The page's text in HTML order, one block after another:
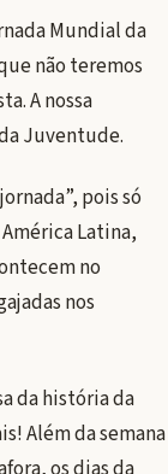
Mundial da
não teremos
A nossa
Juventude.
pois só
Latina,
no
nos
da história da
Além da semana